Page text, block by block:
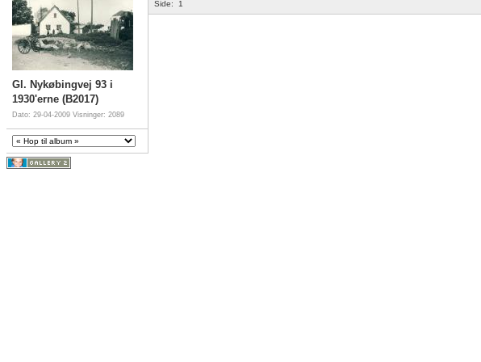
Gl. Nykøbingvej 93 i
1930'erne (B2017)
Dato: 29-04-2009 Visninger: 2089
Side: 1